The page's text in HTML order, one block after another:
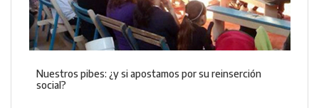
Nuestros pibes: ¿y si apostamos por su reinserción
social?